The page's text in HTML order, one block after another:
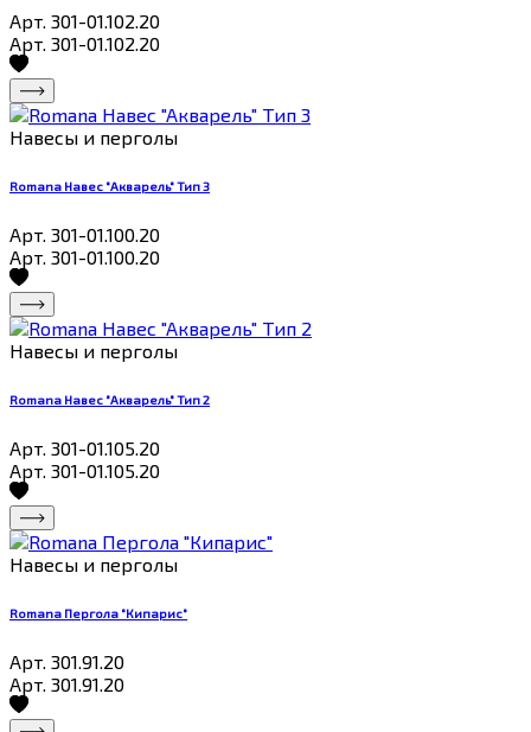
Арт. 301-01.102.20
Арт. 301-01.102.20
Навесы и перголы
Romana Навес "Акварель" Тип 3
Арт. 301-01.100.20
Арт. 301-01.100.20
Навесы и перголы
Romana Навес "Акварель" Тип 2
Арт. 301-01.105.20
Арт. 301-01.105.20
Навесы и перголы
Romana Пергола "Кипарис"
Арт. 301.91.20
Арт. 301.91.20